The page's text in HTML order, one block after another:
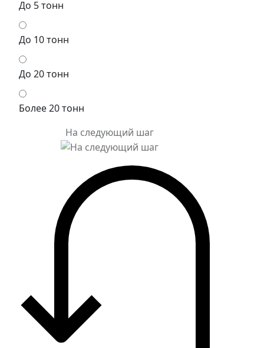
До 5 тонн
До 10 тонн
До 20 тонн
Более 20 тонн
На следующий шаг